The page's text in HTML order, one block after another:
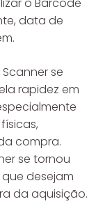
o Barcode
data de
se
rapidez em
compra.
se tornou
desejam
da aquisição.